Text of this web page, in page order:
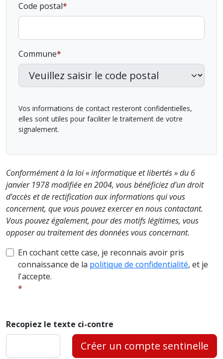
Code postal
Commune
Vos informations de contact resteront confidentielles,
elles sont utiles pour faciliter le traitement de votre
signalement.
Conformément à la loi « informatique et libertés » du 6
janvier 1978 modifiée en 2004, vous bénéficiez d'un droit
d'accès et de rectification aux informations qui vous
concernent, que vous pouvez exercer en nous contactant.
Vous pouvez également, pour des motifs légitimes, vous
opposer au traitement des données vous concernant.
En cochant cette case, je reconnais avoir pris
connaissance de la politique de confidentialité, et je
l'accepte.
Recopiez le texte ci-contre
Créer un compte sentinelle